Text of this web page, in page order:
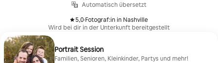
Automatisch übersetzt
5,0
, ·Fotograf:in in Nashville
Wird bei dir in der Unterkunft bereitgestellt
Portrait Session
Familien, Senioren, Kleinkinder, Partys und mehr!